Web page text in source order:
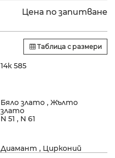
Цена по запитване
Таблица с размери
14к 585
Бяло злато , Жълто
злато
N 51 , N 61
Диамант , Цирконий